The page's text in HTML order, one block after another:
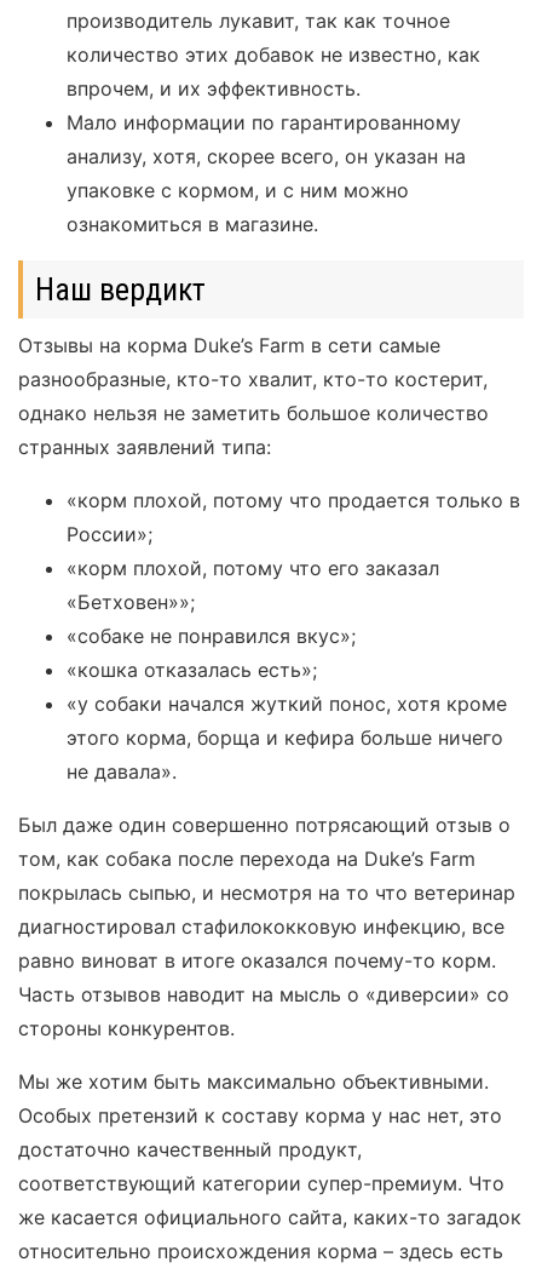
производитель лукавит, так как точное
количество этих добавок не известно, как
впрочем, и их эффективность.
Мало информации по гарантированному
анализу, хотя, скорее всего, он указан на
упаковке с кормом, и с ним можно
ознакомиться в магазине.
Наш вердикт
Отзывы на корма Duke’s Farm в сети самые
разнообразные, кто-то хвалит, кто-то костерит,
однако нельзя не заметить большое количество
странных заявлений типа:
«корм плохой, потому что продается только в
России»;
«корм плохой, потому что его заказал
«Бетховен»»;
«собаке не понравился вкус»;
«кошка отказалась есть»;
«у собаки начался жуткий понос, хотя кроме
этого корма, борща и кефира больше ничего
не давала».
Был даже один совершенно потрясающий отзыв о
том, как собака после перехода на Duke’s Farm
покрылась сыпью, и несмотря на то что ветеринар
диагностировал стафилококковую инфекцию, все
равно виноват в итоге оказался почему-то корм.
Часть отзывов наводит на мысль о «диверсии» со
стороны конкурентов.
Мы же хотим быть максимально объективными.
Особых претензий к составу корма у нас нет, это
достаточно качественный продукт,
соответствующий категории супер-премиум. Что
же касается официального сайта, каких-то загадок
относительно происхождения корма – здесь есть